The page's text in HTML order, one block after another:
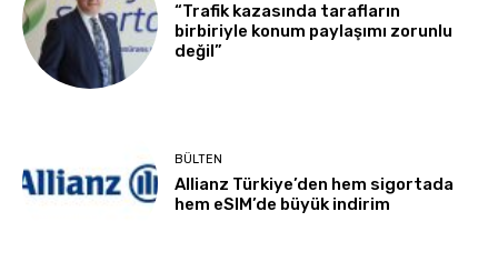
“Trafik kazasında tarafların
birbiriyle konum paylaşımı zorunlu
değil”
BÜLTEN
Allianz Türkiye’den hem sigortada
hem eSIM’de büyük indirim